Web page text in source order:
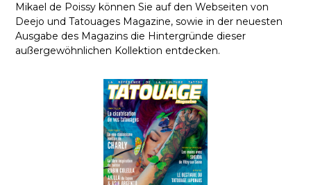
Mikael de Poissy können Sie auf den Webseiten von
Deejo und Tatouages Magazine, sowie in der neuesten
Ausgabe des Magazins die Hintergründe dieser
außergewöhnlichen Kollektion entdecken.